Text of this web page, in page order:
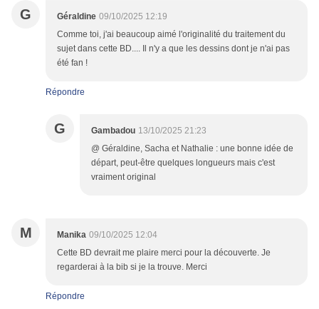
G Géraldine 09/10/2025 12:19
Comme toi, j'ai beaucoup aimé l'originalité du traitement du
sujet dans cette BD.... Il n'y a que les dessins dont je n'ai pas
été fan !
Répondre
G Gambadou 13/10/2025 21:23
@ Géraldine, Sacha et Nathalie : une bonne idée de
départ, peut-être quelques longueurs mais c'est
vraiment original
M Manika 09/10/2025 12:04
Cette BD devrait me plaire merci pour la découverte. Je
regarderai à la bib si je la trouve. Merci
Répondre